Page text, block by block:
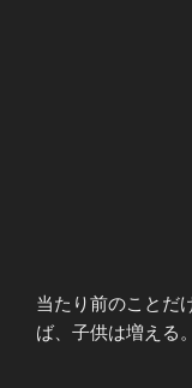
当たり前のことだ
ば、子供は増える。